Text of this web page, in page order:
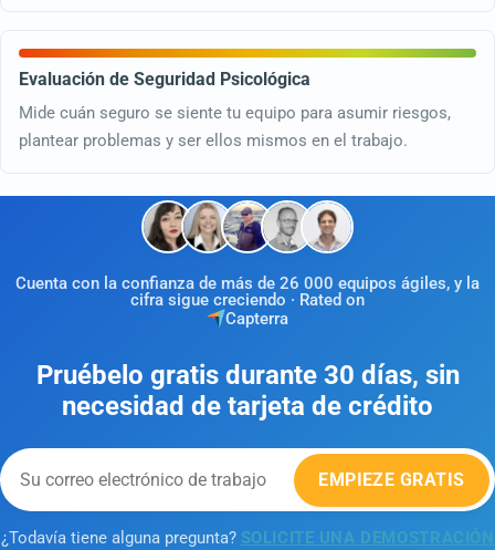
Evaluación de Seguridad Psicológica
Mide cuán seguro se siente tu equipo para asumir riesgos,
plantear problemas y ser ellos mismos en el trabajo.
Cuenta con la confianza de más de 26 000 equipos ágiles, y la
cifra sigue creciendo · Rated on
Capterra
Pruébelo gratis durante 30 días, sin
necesidad de tarjeta de crédito
EMPIEZE GRATIS
¿Todavía tiene alguna pregunta? SOLICITE UNA DEMOSTRACIÓN